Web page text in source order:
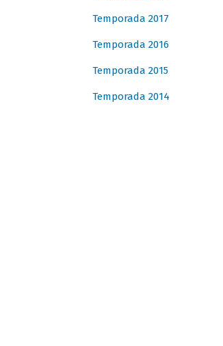
Temporada 2017
Temporada 2016
Temporada 2015
Temporada 2014